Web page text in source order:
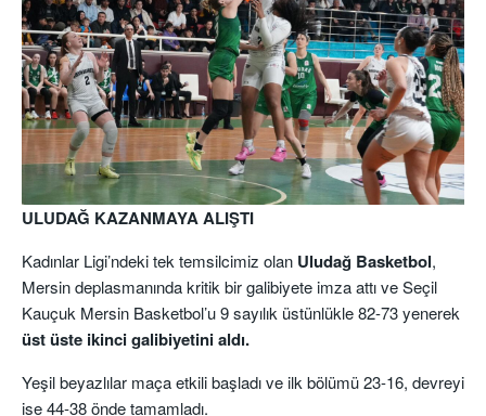
ULUDAĞ KAZANMAYA ALIŞTI
Kadınlar Ligi’ndeki tek temsilcimiz olan Uludağ Basketbol,
Mersin deplasmanında kritik bir galibiyete imza attı ve Seçil
Kauçuk Mersin Basketbol’u 9 sayılık üstünlükle 82-73 yenerek
üst üste ikinci galibiyetini aldı.
Yeşil beyazlılar maça etkili başladı ve ilk bölümü 23-16, devreyi
ise 44-38 önde tamamladı.